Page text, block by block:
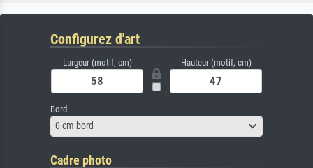
Configurez d'art
Largeur (motif, cm) Hauteur (motif, cm)
Bord
0 cm bord
Cadre photo